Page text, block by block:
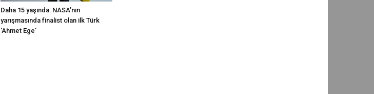
Daha 15 yaşında: NASA’nın
yarışmasında finalist olan ilk Türk
‘Ahmet Ege’